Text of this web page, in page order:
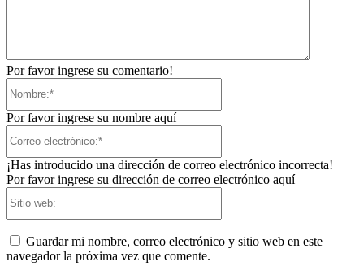
Por favor ingrese su comentario!
Por favor ingrese su nombre aquí
¡Has introducido una dirección de correo electrónico incorrecta!
Por favor ingrese su dirección de correo electrónico aquí
Guardar mi nombre, correo electrónico y sitio web en este
navegador la próxima vez que comente.